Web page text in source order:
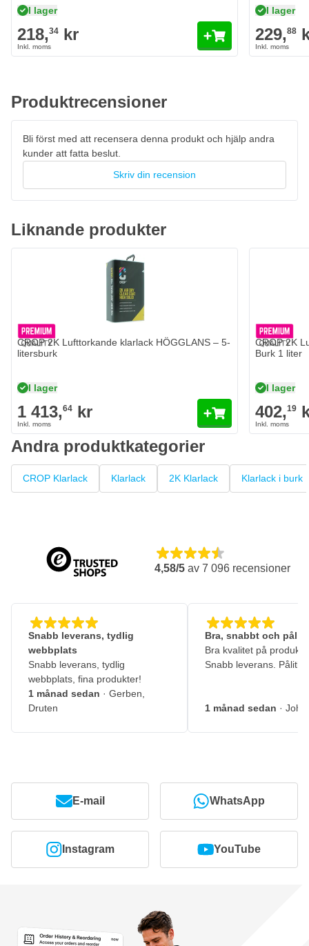
I lager
218,34 kr
I lager
229,88
Produktrecensioner
Bli först med att recensera denna produkt och hjälp andra
kunder att fatta beslut.
Skriv din recension
Liknande produkter
CROP 2K Lufttorkande klarlack HÖGGLANS – 5-
litersburk
I lager
1 413,64 kr
CROP 2K
Burk 1 liter
I lager
402,19
Andra produktkategorier
CROP Klarlack Klarlack 2K Klarlack Klarlack i burk
4,58/5 av 7 096 recensioner
Snabb leverans, tydlig
webbplats
Snabb leverans, tydlig
webbplats, fina produkter!
1 månad sedan · Gerben,
Druten
Bra, snabbt och
Bra kvalitet på
Snabb leverans.
1 månad sedan ·
E-mail WhatsApp
Instagram YouTube